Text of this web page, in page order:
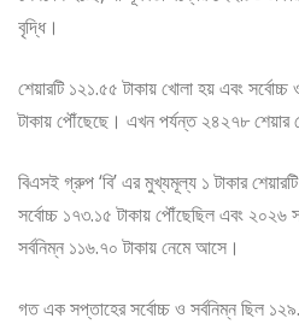
বৃদ্ধি।
শেয়ারটি ১২১.৫৫ টাকায় খোলা হয় এবং
টাকায় পৌঁছেছে। এখন পর্যন্ত ২৪২৭৮ শেয়ার
বিএসই গ্রুপ ‘বি’ এর মুখ্যমূল্য ১ টাকার
সর্বোচ্চ ১৭৩.১৫ টাকায় পৌঁছেছিল এবং ২০২৬
সর্বনিম্ন ১১৬.৭০ টাকায় নেমে আসে।
গত এক সপ্তাহের সর্বোচ্চ ও সর্বনিম্ন ছিল